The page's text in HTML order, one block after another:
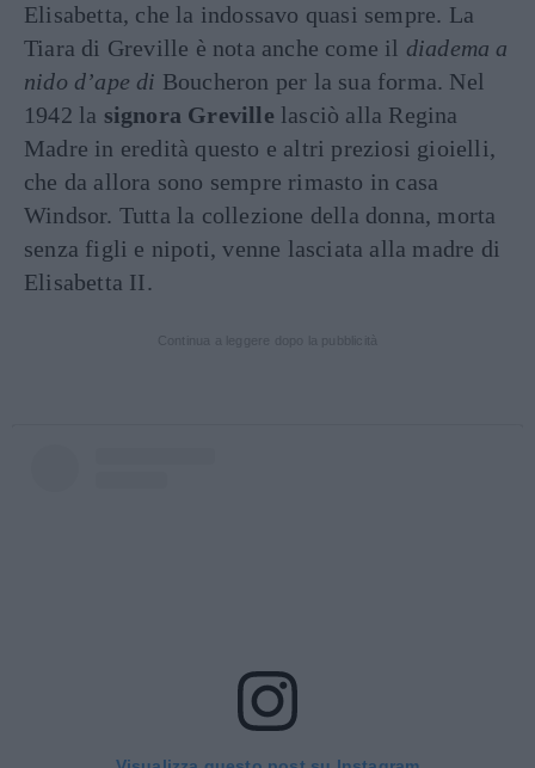
Elisabetta, che la indossavo quasi sempre. La
Tiara di Greville è nota anche come il diadema a
nido d’ape di Boucheron per la sua forma. Nel
1942 la signora Greville lasciò alla Regina
Madre in eredità questo e altri preziosi gioielli,
che da allora sono sempre rimasto in casa
Windsor. Tutta la collezione della donna, morta
senza figli e nipoti, venne lasciata alla madre di
Elisabetta II.